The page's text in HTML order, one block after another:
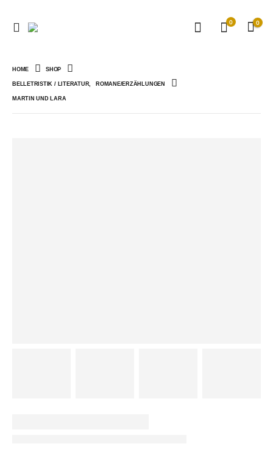
0 0
HOME SHOP
BELLETRISTIK / LITERATUR, ROMANE/ERZÄHLUNGEN
MARTIN UND LARA